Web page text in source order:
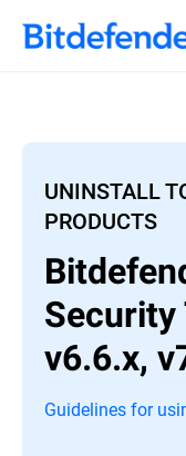
UNINSTALL
PRODUCTS
Security
v6.6.x,
Guidelines for